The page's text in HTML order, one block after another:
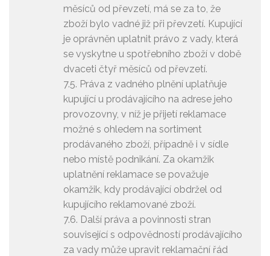
měsíců od převzetí, má se za to, že
zboží bylo vadné již při převzetí. Kupující
je oprávněn uplatnit právo z vady, která
se vyskytne u spotřebního zboží v době
dvaceti čtyř měsíců od převzetí.
7.5. Práva z vadného plnění uplatňuje
kupující u prodávajícího na adrese jeho
provozovny, v níž je přijetí reklamace
možné s ohledem na sortiment
prodávaného zboží, případně i v sídle
nebo místě podnikání. Za okamžik
uplatnění reklamace se považuje
okamžik, kdy prodávající obdržel od
kupujícího reklamované zboží.
7.6. Další práva a povinnosti stran
související s odpovědností prodávajícího
za vady může upravit reklamační řád